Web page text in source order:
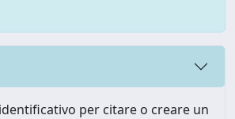
per citare o creare un